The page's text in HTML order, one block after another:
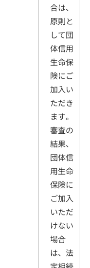
合は、
原則と
して団
体信用
生命保
険にご
加入い
ただき
ます。
審査の
結果、
団体信
用生命
保険に
ご加入
いただ
けない
場合
は、法